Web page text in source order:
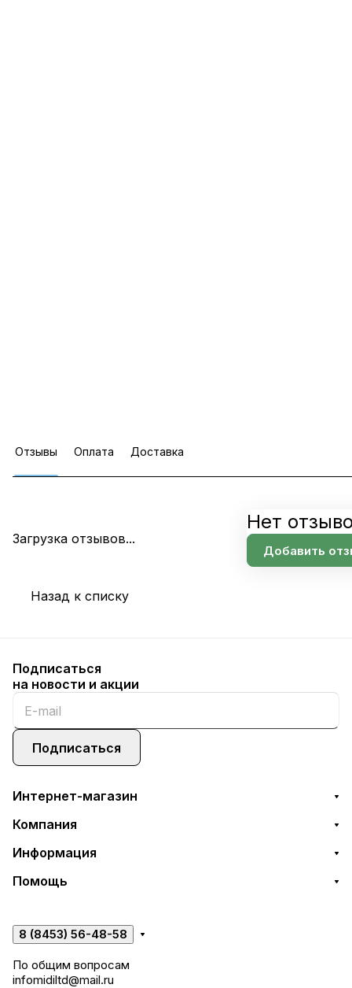
Отзывы Оплата Доставка
Загрузка отзывов...
Нет
Добавить
Назад к списку
Подписаться
на новости и акции
Подписаться
Интернет-магазин
Компания
Информация
Помощь
8 (8453) 56-48-58
По общим вопросам
infomidiltd@mail.ru